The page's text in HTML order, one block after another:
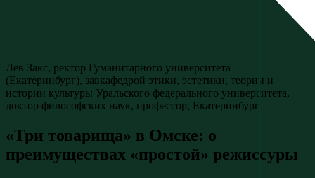
Лев Закс, ректор Гуманитарного университета
(Екатеринбург), завкафедрой этики, эстетики, теории и
истории культуры Уральского федерального университета,
доктор философских наук, профессор, Екатеринбург
«Три товарища» в Омске: о
преимуществах «простой» режиссуры